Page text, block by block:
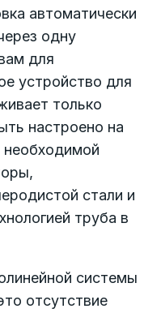
автоматически
одну
для
устройство для
только
настроено на
необходимой
стали и
труба в
системы
отсутствие